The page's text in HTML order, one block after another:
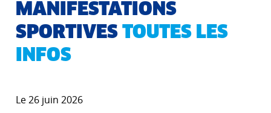
MANIFESTATIONS
SPORTIVES TOUTES LES
INFOS
Le 26 juin 2026